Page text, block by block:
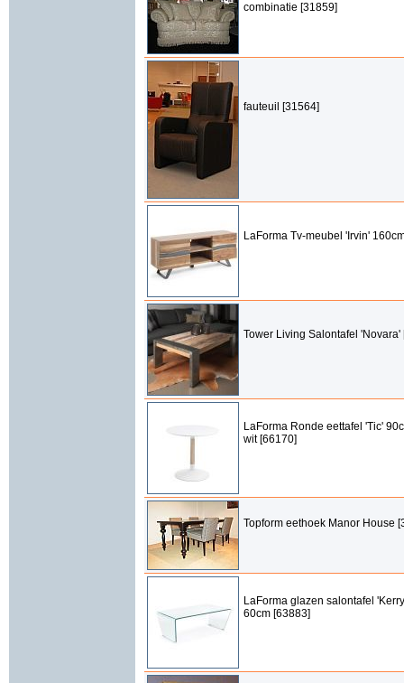
combinatie [31859]
fauteuil [31564]
LaForma Tv-meubel 'Irvin'
Tower Living Salontafel 'Novara'
LaForma Ronde eettafel 'Tic'
wit [66170]
Topform eethoek Manor House
LaForma glazen salontafel
60cm [63883]